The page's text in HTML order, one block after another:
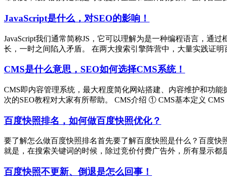
JavaScript是什么，对SEO的影响！
JavaScript我们通常简称JS，它可以理解为是一种编程语言，通
长，一时之间陷入矛盾。 在两大搜索引擎阵营中，大量实践证明
CMS是什么意思，SEO如何选择CMS系统！
CMS即内容管理系统，最大程度简化网站搭建、内容维护和功
次的SEO教程对大家有所帮助。 CMS介绍 ① CMS基本定义 CMS
百度快照排名，如何做百度快照优化？
要了解怎么做百度快照排名首先要了解百度快照是什么？百度
就是，在搜索关键词的时候，除过竞价付费广告外，所有显示都
百度快照不更新、倒退是怎么回事！